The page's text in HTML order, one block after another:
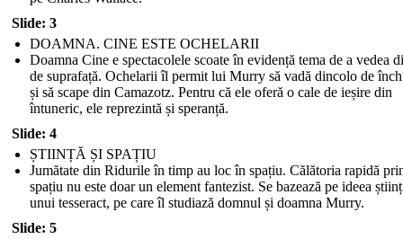
Slide: 3
DOAMNA. CINE ESTE OCHELARII
Doamna Cine e spectacolele scoate în evidență tema de a vedea
de suprafață. Ochelarii îl permit lui Murry să vadă dincolo de
și să scape din Camazotz. Pentru că ele oferă o cale de ieșire din
întuneric, ele reprezintă și speranță.
Slide: 4
ȘTIINȚĂ ȘI SPAȚIU
Jumătate din Ridurile în timp au loc în spațiu. Călătoria rapidă
spațiu nu este doar un element fantezist. Se bazează pe ideea
unui tesseract, pe care îl studiază domnul și doamna Murry.
Slide: 5